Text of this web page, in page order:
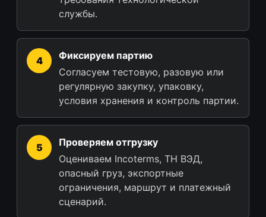
службы.
Фиксируем партию
Согласуем тестовую, разовую или
регулярную закупку, упаковку,
условия хранения и контроль партии.
Проверяем отгрузку
Оцениваем Incoterms, ТН ВЭД,
опасный груз, экспортные
ограничения, маршрут и платежный
сценарий.